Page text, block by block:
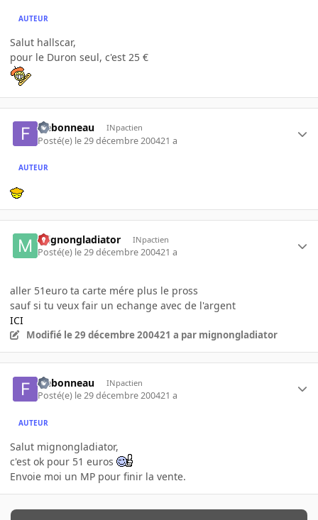
AUTEUR
Salut hallscar,
pour le Duron seul, c'est 25 €
frebonneau INpactien
Posté(e) le 29 décembre 200421 a
AUTEUR
mignongladiator INpactien
Posté(e) le 29 décembre 200421 a
aller 51euro ta carte mére plus le pross
sauf si tu veux fair un echange avec de l'argent
ICI
Modifié le 29 décembre 200421 a par mignongladiator
frebonneau INpactien
Posté(e) le 29 décembre 200421 a
AUTEUR
Salut mignongladiator,
c'est ok pour 51 euros
Envoie moi un MP pour finir la vente.